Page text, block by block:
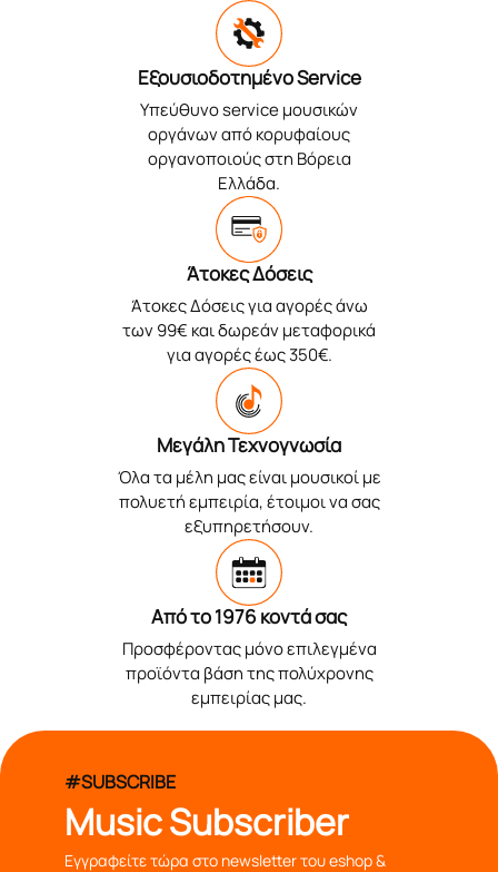
Εξουσιοδοτημένο Service
Υπεύθυνο service μουσικών
οργάνων από κορυφαίους
οργανοποιούς στη Βόρεια
Ελλάδα.
Άτοκες Δόσεις
Άτοκες Δόσεις για αγορές άνω
των 99€ και δωρεάν μεταφορικά
για αγορές έως 350€.
Μεγάλη Τεχνογνωσία
Όλα τα μέλη μας είναι μουσικοί με
πολυετή εμπειρία, έτοιμοι να σας
εξυπηρετήσουν.
Από το 1976 κοντά σας
Προσφέροντας μόνο επιλεγμένα
προϊόντα βάση της πολύχρονης
εμπειρίας μας.
#SUBSCRIBE
Music Subscriber
Εγγραφείτε τώρα στο newsletter του eshop &